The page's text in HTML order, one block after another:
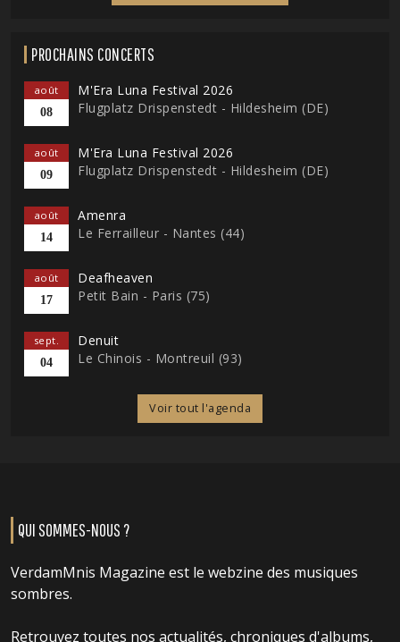
PROCHAINS CONCERTS
août
08
M'Era Luna Festival 2026
Flugplatz Drispenstedt - Hildesheim (DE)
août
09
M'Era Luna Festival 2026
Flugplatz Drispenstedt - Hildesheim (DE)
août
14
Amenra
Le Ferrailleur - Nantes (44)
août
17
Deafheaven
Petit Bain - Paris (75)
sept.
04
Denuit
Le Chinois - Montreuil (93)
Voir tout l'agenda
QUI SOMMES-NOUS ?
VerdamMnis Magazine est le webzine des musiques
sombres.
Retrouvez toutes nos actualités, chroniques d'albums,